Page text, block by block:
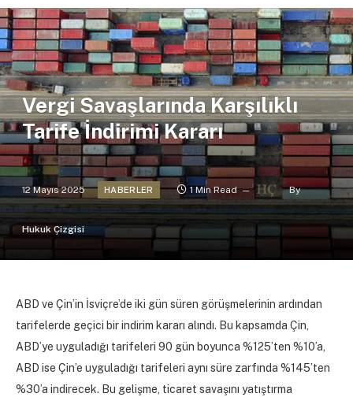
Vergi Savaşlarında Karşılıklı
Tarife İndirimi Kararı
12 Mayıs 2025 HABERLER 1 Min Read By
Hukuk Çizgisi
ABD ve Çin’in İsviçre’de iki gün süren görüşmelerinin ardından
tarifelerde geçici bir indirim kararı alındı. Bu kapsamda Çin,
ABD’ye uyguladığı tarifeleri 90 gün boyunca %125’ten %10’a,
ABD ise Çin’e uyguladığı tarifeleri aynı süre zarfında %145’ten
%30’a indirecek. Bu gelişme, ticaret savaşını yatıştırma